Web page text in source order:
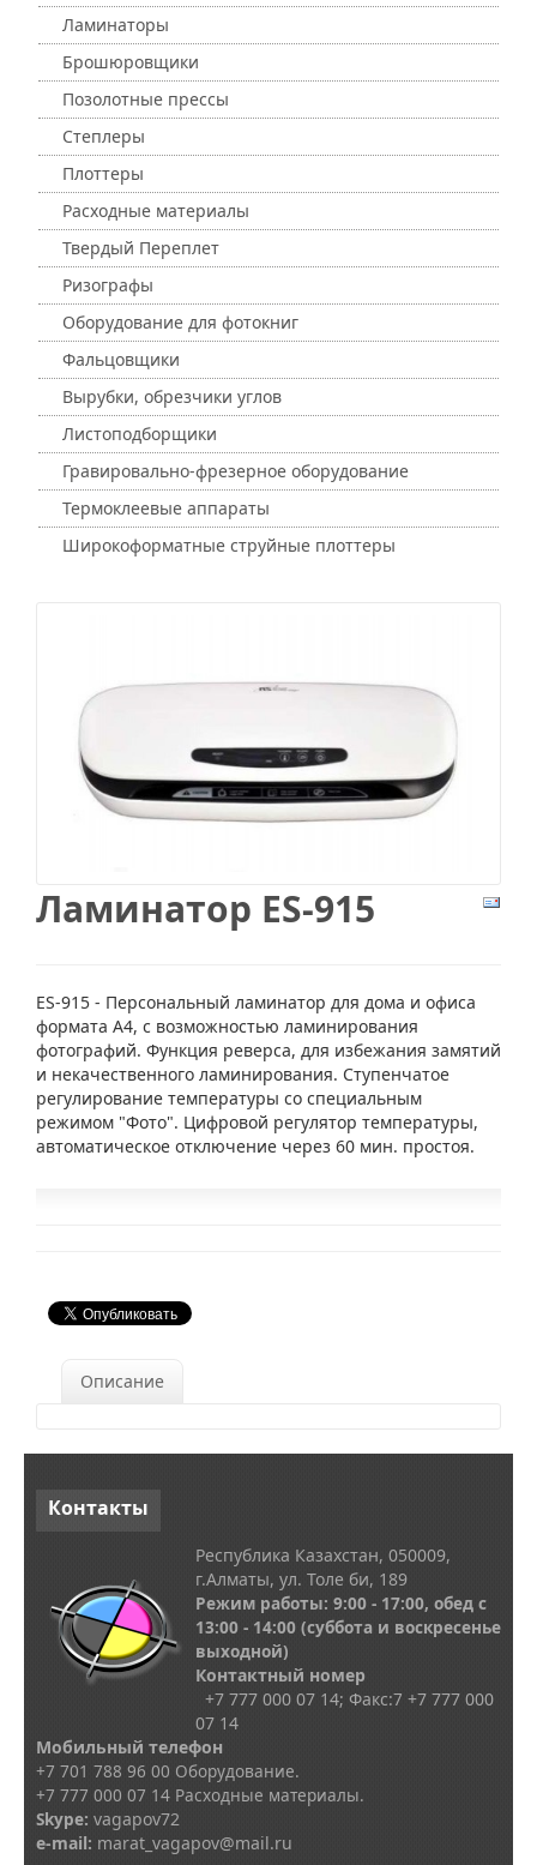
Ламинаторы
Брошюровщики
Позолотные прессы
Степлеры
Плоттеры
Расходные материалы
Твердый Переплет
Ризографы
Оборудование для фотокниг
Фальцовщики
Вырубки, обрезчики углов
Листоподборщики
Гравировально-фрезерное оборудование
Термоклеевые аппараты
Широкоформатные струйные плоттеры
Ламинатор ES-915
ES-915 - Персональный ламинатор для дома и офиса
формата А4, с возможностью ламинирования
фотографий. Функция реверса, для избежания замятий
и некачественного ламинирования. Ступенчатое
регулирование температуры со специальным
режимом "Фото". Цифровой регулятор температуры,
автоматическое отключение через 60 мин. простоя.
Описание
Контакты
Республика Казахстан, 050009,
г.Алматы, ул. Толе би, 189
Режим работы: 9:00 - 17:00, обед с
13:00 - 14:00 (суббота и воскресенье
выходной)
Контактный номер
+7 777 000 07 14; Факс:7 +7 777 000
07 14
Мобильный телефон
+7 701 788 96 00 Оборудование.
+7 777 000 07 14 Расходные материалы.
Skype: vagapov72
e-mail: marat_vagapov@mail.ru